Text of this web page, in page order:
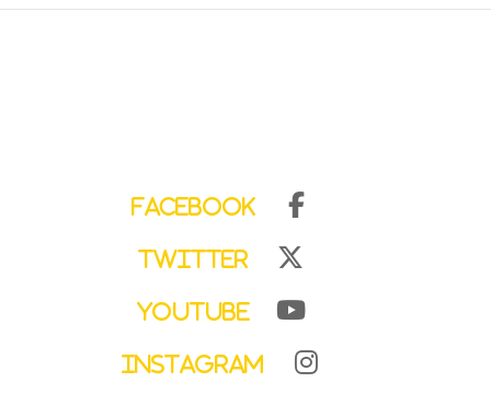
Facebook
Twitter
YouTube
Instagram